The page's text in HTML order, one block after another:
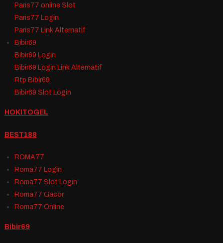
Paris77 online Slot
Paris77 Login
Paris77 Link Alternatif
Bibir69
Bibir69 Login
Bibir69 Login Link Alternatif
Rtp Bibir69
Bibir69 Slot Login
HOKITOGEL
BEST188
ROMA77
Roma77 Login
Roma77 Slot Login
Roma77 Gacor
Roma77 Online
Bibir69